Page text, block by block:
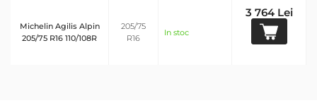
Michelin Agilis Alpin
205/75 R16 110/108R
205/75
R16
In stoc
3 764 Lei